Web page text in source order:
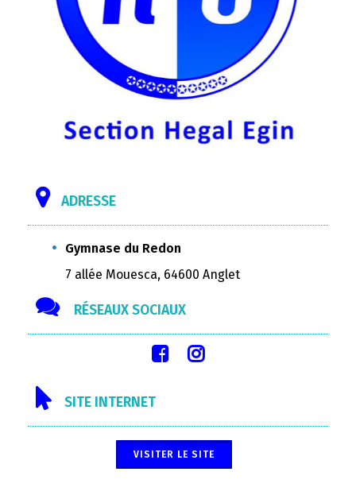
ADRESSE
Gymnase du Redon
7 allée Mouesca, 64600 Anglet
RÉSEAUX SOCIAUX
SITE INTERNET
VISITER LE SITE